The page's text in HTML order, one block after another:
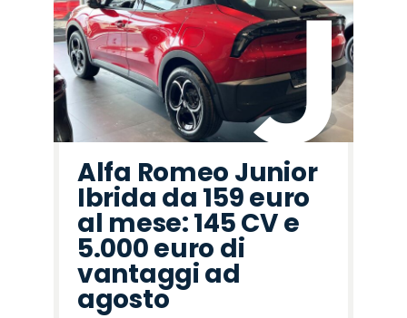
Alfa Romeo Junior
Ibrida da 159 euro
al mese: 145 CV e
5.000 euro di
vantaggi ad
agosto